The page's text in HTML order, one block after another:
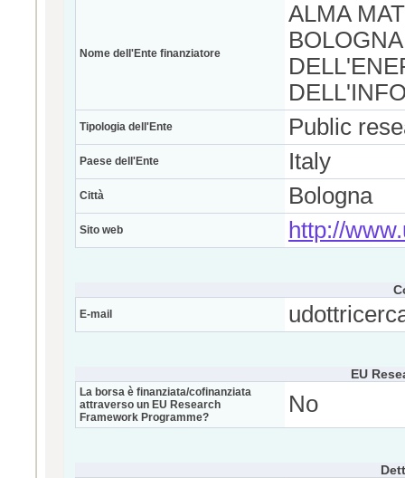
Nome dell'Ente finanziatore
ALMA
Tipologia dell'Ente Public
Paese dell'Ente Italy
Città Bologna
Sito web http://
E-mail
EU
La borsa è finanziata/cofinanziata
attraverso un EU Research
Framework Programme?
No